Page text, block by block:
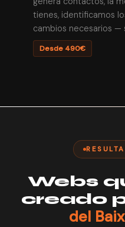
tienes, identificamos
cambios necesarios —
Desde 490€
Webs
creado
del